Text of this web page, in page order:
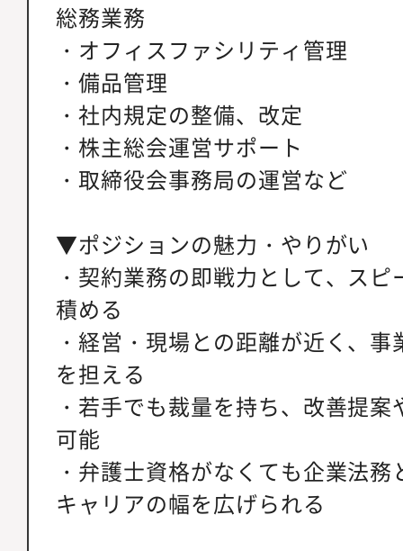
総務業務
・オフィスファシリティ管理
・備品管理
・社内規定の整備、改定
・株主総会運営サポート
・取締役会事務局の運営など
▼ポジションの魅力・やりがい
・契約業務の即戦力として、ス
積める
・経営・現場との距離が近く、
を担える
・若手でも裁量を持ち、改善提
可能
・弁護士資格がなくても企業法
キャリアの幅を広げられる